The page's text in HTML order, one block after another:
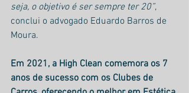
seja, o objetivo é ser sempre ter 20”,
conclui o advogado Eduardo Barros de
Moura.
Em 2021, a High Clean comemora os 7
anos de sucesso com os Clubes de